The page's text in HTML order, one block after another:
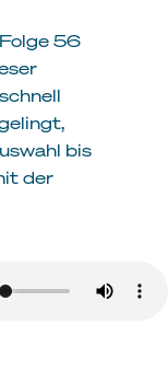
56
bis
der